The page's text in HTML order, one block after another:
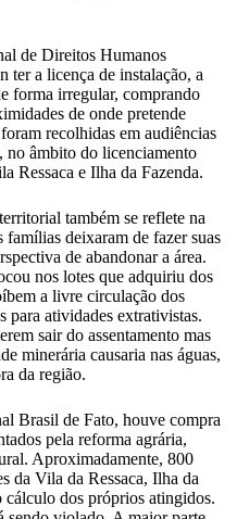
de Direitos Humanos
ter a licença de instalação, a
forma irregular, comprando
de onde pretende
recolhidas em audiências
no âmbito do licenciamento
Ressaca e Ilha da Fazenda.
também se reflete na
famílias deixaram de fazer suas
de abandonar a área.
nos lotes que adquiriu dos
a livre circulação dos
para atividades extrativistas.
sair do assentamento mas
minerária causaria nas águas,
da região.
Brasil de Fato, houve compra
pela reforma agrária,
Aproximadamente, 800
da Vila da Ressaca, Ilha da
dos próprios atingidos.